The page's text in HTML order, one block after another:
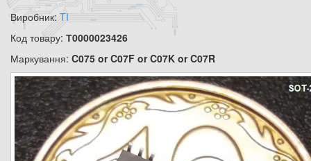
Виробник: TI
Код товару: Т0000023426
Маркування: C075 or C07F or C07K or C07R